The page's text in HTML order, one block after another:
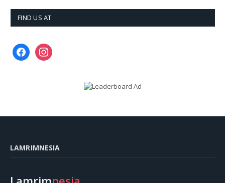
FIND US AT
facebookinstagram
LAMRIMNESIA